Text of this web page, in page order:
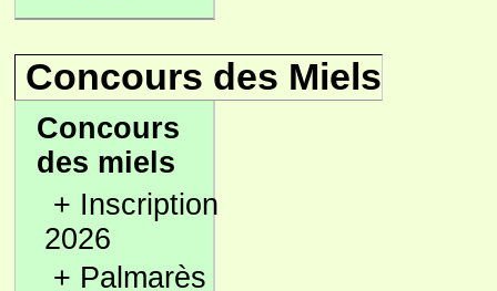
Concours des Miels
Concours
des miels
+ Inscription
2026
+ Palmarès